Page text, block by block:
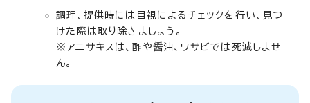
調理、提供時には目視によるチェックを行い、見つ
けた際は取り除きましょう。
※アニサキスは、酢や醤油、ワサビでは死滅しませ
ん。